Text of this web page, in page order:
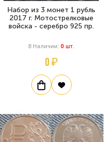
Набор из 3 монет 1 рубль
2017 г. Мотострелковые
войска - серебро 925 пр.
В Наличии: 0 Шт.
0 ₽